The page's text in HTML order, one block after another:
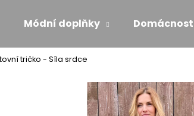
Módní doplňky Domácnost
tričko - Síla srdce
Co potřebujete najít?